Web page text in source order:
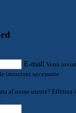
E-mail Verrà
istruzioni necessarie.
al nome utente? Effettua